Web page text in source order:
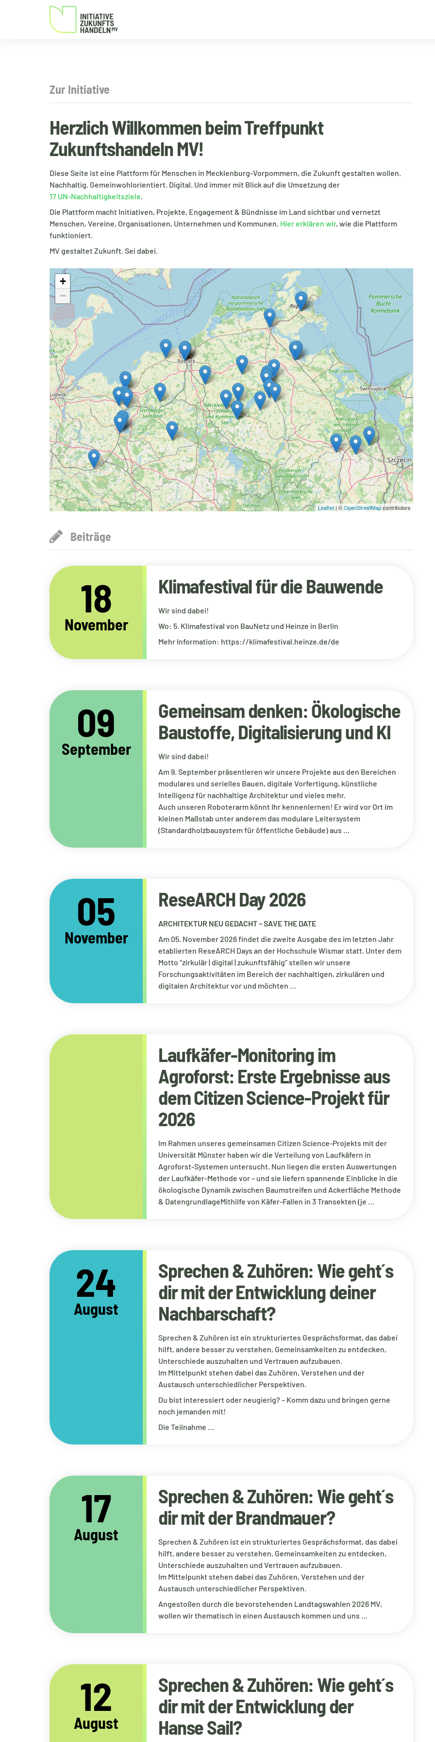
Zur Initiative
Herzlich Willkommen beim Treffpunkt
Zukunftshandeln MV!
Diese Seite ist eine Plattform für Menschen in Mecklenburg-Vorpommern, die Zukunft gestalten wollen.
Nachhaltig. Gemeinwohlorientiert. Digital. Und immer mit Blick auf die Umsetzung der
17 UN-Nachhaltigkeitsziele.
Die Plattform macht Initiativen, Projekte, Engagement & Bündnisse im Land sichtbar und vernetzt
Menschen, Vereine, Organisationen, Unternehmen und Kommunen. Hier erklären wir, wie die Plattform
funktioniert.
MV gestaltet Zukunft. Sei dabei.
+
−
Leaflet | ©OpenStreetMapcontributors
Beiträge
18
November
Klimafestival für die Bauwende
Wir sind dabei!
Wo: 5. Klimafestival von BauNetz und Heinze in Berlin
Mehr Information: https://klimafestival.heinze.de/de
09
September
Gemeinsam denken: Ökologische
Baustoffe, Digitalisierung und KI
Wir sind dabei!
Am 9. September präsentieren wir unsere Projekte aus den Bereichen
modulares und serielles Bauen, digitale Vorfertigung, künstliche
Intelligenz für nachhaltige Architektur und vieles mehr.
Auch unseren Roboterarm könnt Ihr kennenlernen! Er wird vor Ort im
kleinen Maßstab unter anderem das modulare Leitersystem
(Standardholzbausystem für öffentliche Gebäude) aus …
05
November
ReseARCH Day 2026
ARCHITEKTUR NEU GEDACHT – SAVE THE DATE
Am 05. November 2026 findet die zweite Ausgabe des im letzten Jahr
etablierten ReseARCH Days an der Hochschule Wismar statt. Unter dem
Motto “zirkulär | digital | zukunftsfähig” stellen wir unsere
Forschungsaktivitäten im Bereich der nachhaltigen, zirkulären und
digitalen Architektur vor und möchten …
Laufkäfer-Monitoring im
Agroforst: Erste Ergebnisse aus
dem Citizen Science-Projekt für
2026
Im Rahmen unseres gemeinsamen Citizen Science-Projekts mit der
Universität Münster haben wir die Verteilung von Laufkäfern in
Agroforst-Systemen untersucht. Nun liegen die ersten Auswertungen
der Laufkäfer-Methode vor – und sie liefern spannende Einblicke in die
ökologische Dynamik zwischen Baumstreifen und Ackerfläche Methode
& DatengrundlageMithilfe von Käfer-Fallen in 3 Transekten (je …
24
August
Sprechen & Zuhören: Wie geht´s
dir mit der Entwicklung deiner
Nachbarschaft?
Sprechen & Zuhören ist ein strukturiertes Gesprächsformat, das dabei
hilft, andere besser zu verstehen, Gemeinsamkeiten zu entdecken,
Unterschiede auszuhalten und Vertrauen aufzubauen.
Im Mittelpunkt stehen dabei das Zuhören, Verstehen und der
Austausch unterschiedlicher Perspektiven.
Du bist interessiert oder neugierig? – Komm dazu und bringen gerne
noch jemanden mit!
Die Teilnahme …
17
August
Sprechen & Zuhören: Wie geht´s
dir mit der Brandmauer?
Sprechen & Zuhören ist ein strukturiertes Gesprächsformat, das dabei
hilft, andere besser zu verstehen, Gemeinsamkeiten zu entdecken,
Unterschiede auszuhalten und Vertrauen aufzubauen.
Im Mittelpunkt stehen dabei das Zuhören, Verstehen und der
Austausch unterschiedlicher Perspektiven.
Angestoßen durch die bevorstehenden Landtagswahlen 2026 MV,
wollen wir thematisch in einen Austausch kommen und uns …
12
August
Sprechen & Zuhören: Wie geht´s
dir mit der Entwicklung der
Hanse Sail?